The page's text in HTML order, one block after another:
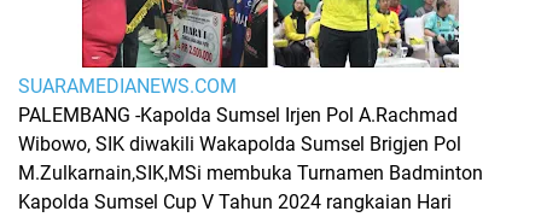
SUARAMEDIANEWS.COM
PALEMBANG -Kapolda Sumsel Irjen Pol A.Rachmad
Wibowo, SIK diwakili Wakapolda Sumsel Brigjen Pol
M.Zulkarnain,SIK,MSi membuka Turnamen Badminton
Kapolda Sumsel Cup V Tahun 2024 rangkaian Hari